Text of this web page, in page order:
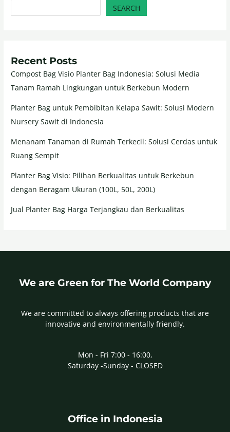
SEARCH
Recent Posts
Compost Bag Visio Planter Bag Indonesia: Solusi Media
Tanam Ramah Lingkungan untuk Berkebun Modern
Planter Bag untuk Pembibitan Kelapa Sawit: Solusi Modern
Nursery Sawit di Indonesia
Menanam Tanaman di Rumah Terkecil: Solusi Cerdas untuk
Ruang Sempit
Planter Bag Visio: Pilihan Berkualitas untuk Berkebun
dengan Beragam Ukuran (100L, 50L, 200L)
Jual Planter Bag Harga Terjangkau dan Berkualitas
We are Green for The World Company
We are committed to always offering products that are
innovative and environmentally friendly.
Mon - Fri 7:00 - 16:00,
Saturday -Sunday - CLOSED
Office in Indonesia